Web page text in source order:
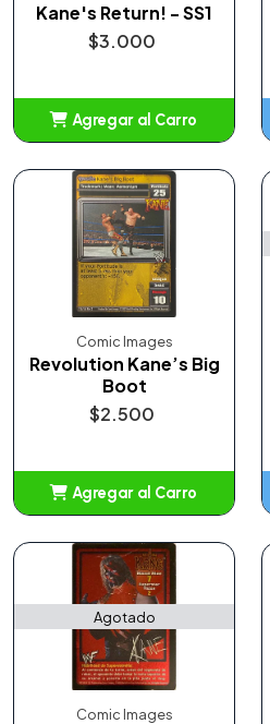
Kane's Return! - SS1
$3.000
Agregar al Carro
Comic Images
Revolution Kane’s Big
Boot
$2.500
Agregar al Carro
Agotado
Comic Images